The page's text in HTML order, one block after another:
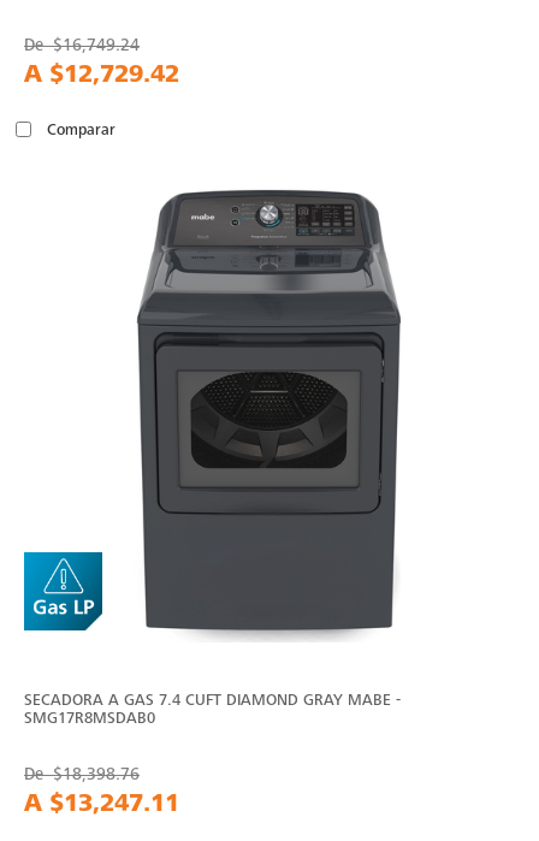
De$16,749.24
A $12,729.42
Comparar
SECADORA A GAS 7.4 CUFT DIAMOND GRAY MABE -
SMG17R8MSDAB0
De$18,398.76
A $13,247.11